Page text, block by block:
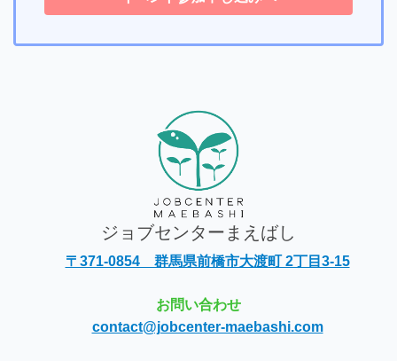
ジョブセンターまえばし
〒371-0854 群馬県前橋市大渡町 2丁目3-15
お問い合わせ
contact@jobcenter-maebashi.com